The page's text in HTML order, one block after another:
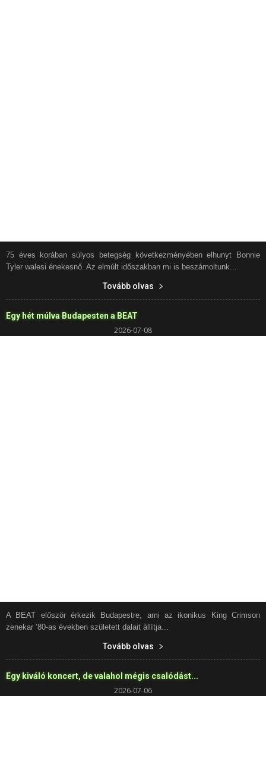
75 éves korában súlyos betegség következményében elhunyt Bonnie
Tyler walesi énekesnő. Az elmúlt időszakban mi is beszámoltunk...
Tovább olvas
Egy hét múlva Budapesten a BEAT
2026-07-08
A BEAT először érkezik Budapestre, ami az ikonikus King Crimson
zenekar ’80-as években született dalait állítja...
Tovább olvas
Egy kiváló koncert, de valahol mégis csalódást...
2026-07-06